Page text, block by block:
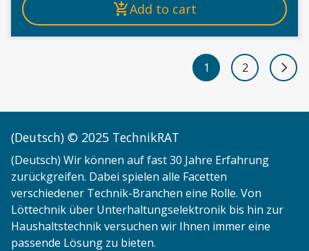
Add to cart
1 2 Next
(Deutsch) © 2025 TechnikRAT
(Deutsch) Wir können auf fast 30 Jahre Erfahrung
zurückgreifen. Dabei spielen alle Facetten
verschiedener Technik-Branchen eine Rolle. Von
Löttechnik über Unterhaltungselektronik bis hin zur
Haushaltstechnik versuchen wir Ihnen immer eine
passende Lösung zu bieten.